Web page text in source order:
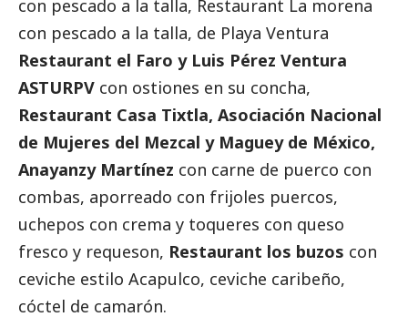
con pescado a la talla, Restaurant La morena
con pescado a la talla, de Playa Ventura
Restaurant el Faro y Luis Pérez Ventura
ASTURPV con ostiones en su concha,
Restaurant Casa Tixtla, Asociación Nacional
de Mujeres del Mezcal y Maguey de México,
Anayanzy Martínez con carne de puerco con
combas, aporreado con frijoles puercos,
uchepos con crema y toqueres con queso
fresco y requeson, Restaurant los buzos con
ceviche estilo Acapulco, ceviche caribeño,
cóctel de camarón.